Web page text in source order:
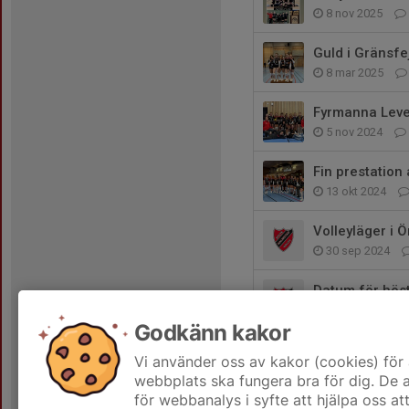
8 nov 2025
Guld i
8 mar 2025
Fyrmanna
5 nov 2024
Fin prestation
13 okt 2024
Volleyläger i
30 sep 2024
Datum för
Välkomna till
24 aug 2024
Godkänn kakor
Vi använder oss av kakor (cookies)
webbplats ska fungera bra för dig. De
för webbanalys i syfte att hjälpa oss